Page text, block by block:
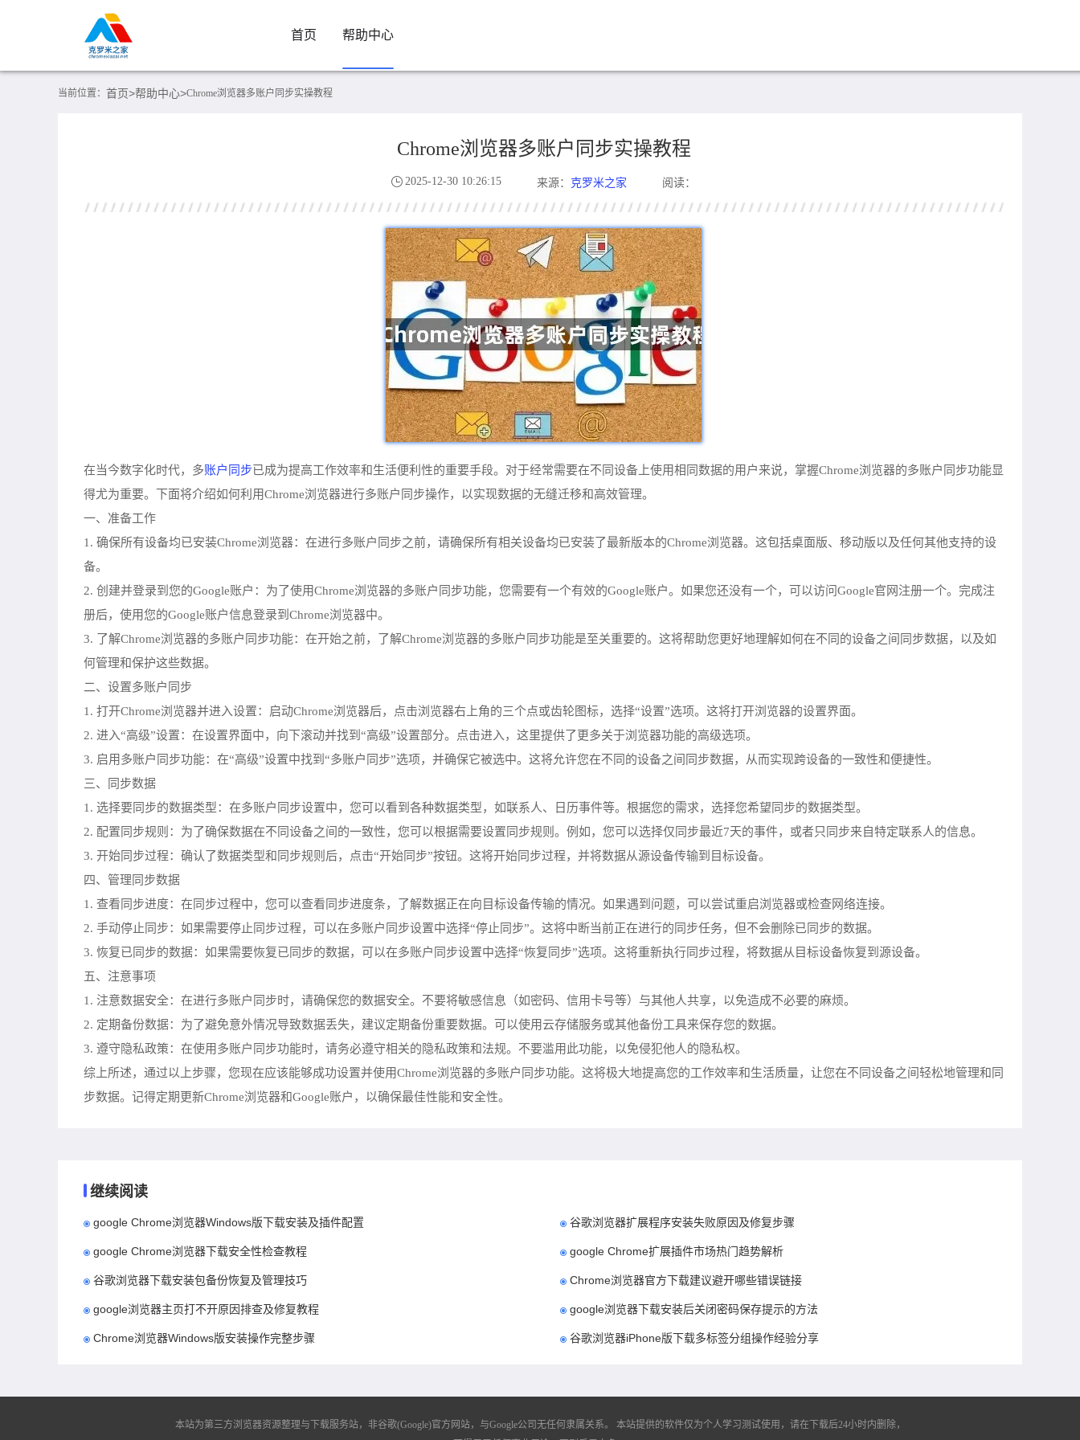
首页 帮助中心
当前位置： 首页>帮助中心>Chrome浏览器多账户同步实操教程
Chrome浏览器多账户同步实操教程
2025-12-30 10:26:15 来源： 克罗米之家 阅读：
在当今数字化时代，多账户同步已成为提高工作效率和生活便利性的重要手段。对于经常需要在不同设备上使用相同数据的用户来说，掌握Chrome浏览器的多账户同步功能显
得尤为重要。下面将介绍如何利用Chrome浏览器进行多账户同步操作，以实现数据的无缝迁移和高效管理。
一、准备工作
1. 确保所有设备均已安装Chrome浏览器：在进行多账户同步之前，请确保所有相关设备均已安装了最新版本的Chrome浏览器。这包括桌面版、移动版以及任何其他支持的设
备。
2. 创建并登录到您的Google账户：为了使用Chrome浏览器的多账户同步功能，您需要有一个有效的Google账户。如果您还没有一个，可以访问Google官网注册一个。完成注
册后，使用您的Google账户信息登录到Chrome浏览器中。
3. 了解Chrome浏览器的多账户同步功能：在开始之前，了解Chrome浏览器的多账户同步功能是至关重要的。这将帮助您更好地理解如何在不同的设备之间同步数据，以及如
何管理和保护这些数据。
二、设置多账户同步
1. 打开Chrome浏览器并进入设置：启动Chrome浏览器后，点击浏览器右上角的三个点或齿轮图标，选择“设置”选项。这将打开浏览器的设置界面。
2. 进入“高级”设置：在设置界面中，向下滚动并找到“高级”设置部分。点击进入，这里提供了更多关于浏览器功能的高级选项。
3. 启用多账户同步功能：在“高级”设置中找到“多账户同步”选项，并确保它被选中。这将允许您在不同的设备之间同步数据，从而实现跨设备的一致性和便捷性。
三、同步数据
1. 选择要同步的数据类型：在多账户同步设置中，您可以看到各种数据类型，如联系人、日历事件等。根据您的需求，选择您希望同步的数据类型。
2. 配置同步规则：为了确保数据在不同设备之间的一致性，您可以根据需要设置同步规则。例如，您可以选择仅同步最近7天的事件，或者只同步来自特定联系人的信息。
3. 开始同步过程：确认了数据类型和同步规则后，点击“开始同步”按钮。这将开始同步过程，并将数据从源设备传输到目标设备。
四、管理同步数据
1. 查看同步进度：在同步过程中，您可以查看同步进度条，了解数据正在向目标设备传输的情况。如果遇到问题，可以尝试重启浏览器或检查网络连接。
2. 手动停止同步：如果需要停止同步过程，可以在多账户同步设置中选择“停止同步”。这将中断当前正在进行的同步任务，但不会删除已同步的数据。
3. 恢复已同步的数据：如果需要恢复已同步的数据，可以在多账户同步设置中选择“恢复同步”选项。这将重新执行同步过程，将数据从目标设备恢复到源设备。
五、注意事项
1. 注意数据安全：在进行多账户同步时，请确保您的数据安全。不要将敏感信息（如密码、信用卡号等）与其他人共享，以免造成不必要的麻烦。
2. 定期备份数据：为了避免意外情况导致数据丢失，建议定期备份重要数据。可以使用云存储服务或其他备份工具来保存您的数据。
3. 遵守隐私政策：在使用多账户同步功能时，请务必遵守相关的隐私政策和法规。不要滥用此功能，以免侵犯他人的隐私权。
综上所述，通过以上步骤，您现在应该能够成功设置并使用Chrome浏览器的多账户同步功能。这将极大地提高您的工作效率和生活质量，让您在不同设备之间轻松地管理和同
步数据。记得定期更新Chrome浏览器和Google账户，以确保最佳性能和安全性。
继续阅读
google Chrome浏览器Windows版下载安装及插件配置 谷歌浏览器扩展程序安装失败原因及修复步骤
google Chrome浏览器下载安全性检查教程 google Chrome扩展插件市场热门趋势解析
谷歌浏览器下载安装包备份恢复及管理技巧 Chrome浏览器官方下载建议避开哪些错误链接
google浏览器主页打不开原因排查及修复教程 google浏览器下载安装后关闭密码保存提示的方法
Chrome浏览器Windows版安装操作完整步骤 谷歌浏览器iPhone版下载多标签分组操作经验分享
本站为第三方浏览器资源整理与下载服务站，非谷歌(Google)官方网站，与Google公司无任何隶属关系。
本站提供的软件仅为个人学习测试使用，请在下载后24小时内删除，